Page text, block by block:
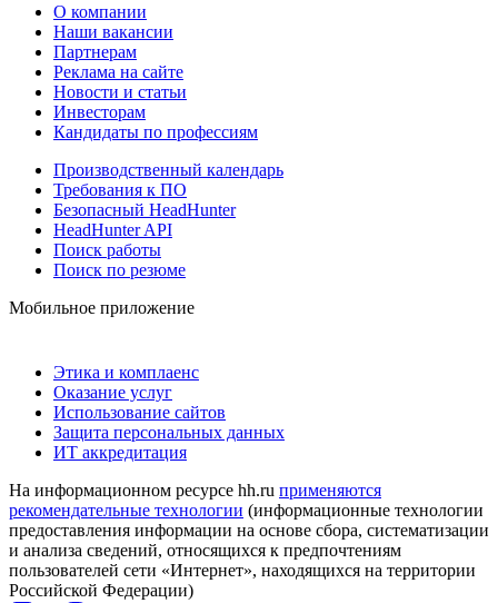
О компании
Наши вакансии
Партнерам
Реклама на сайте
Новости и статьи
Инвесторам
Кандидаты по профессиям
Производственный календарь
Требования к ПО
Безопасный HeadHunter
HeadHunter API
Поиск работы
Поиск по резюме
Мобильное приложение
Этика и комплаенс
Оказание услуг
Использование сайтов
Защита персональных данных
ИТ аккредитация
На информационном ресурсе hh.ru применяются
рекомендательные технологии (информационные технологии
предоставления информации на основе сбора, систематизации
и анализа сведений, относящихся к предпочтениям
пользователей сети «Интернет», находящихся на территории
Российской Федерации)